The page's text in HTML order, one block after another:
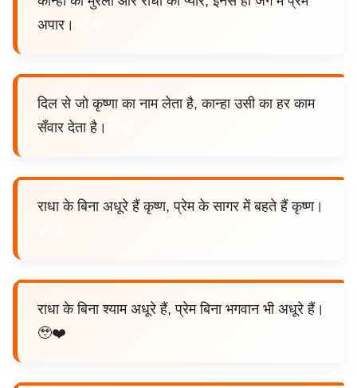
अपार।
दिल से जो कृष्णा का नाम लेता है, कान्हा उसी का हर काम
सँवार देता है।
राधा के बिना अधूरे हैं कृष्ण, प्रेम के सागर में बहते हैं कृष्ण।
राधा के बिना श्याम अधूरे हैं, प्रेम बिना भगवान भी अधूरे हैं।
🥹❤️